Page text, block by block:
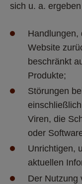
sich u. a.
Handlungen,
Website
beschränkt
Produkte;
Störungen
Viren, die
oder
Unrichtigen,
aktuellen
Der Nutzung